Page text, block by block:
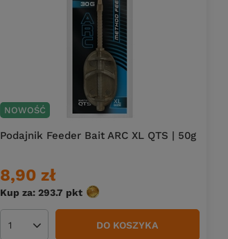
NOWOŚĆ
Podajnik Feeder Bait ARC XL QTS | 50g
8,90 zł
Kup za: 293.7 pktpunktów
Ilość produktów DO KOSZYKA